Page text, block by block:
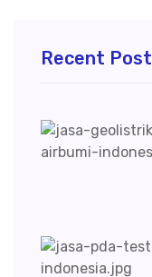
Recent Post